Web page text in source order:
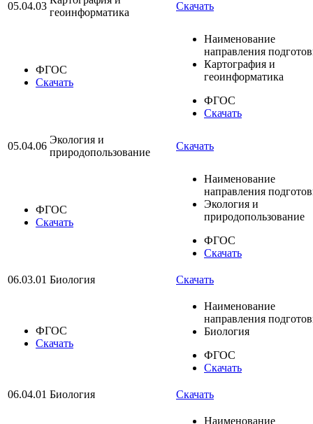
05.04.03
геоинформатика
Скачать
ФГОС
Скачать
Наименование
направления
Картография и
геоинформатика
ФГОС
Скачать
05.04.06
Экология и
природопользование
Скачать
ФГОС
Скачать
Наименование
направления
Экология и
природопользование
ФГОС
Скачать
06.03.01 Биология Скачать
ФГОС
Скачать
Наименование
направления
Биология
ФГОС
Скачать
06.04.01 Биология Скачать
Наименование